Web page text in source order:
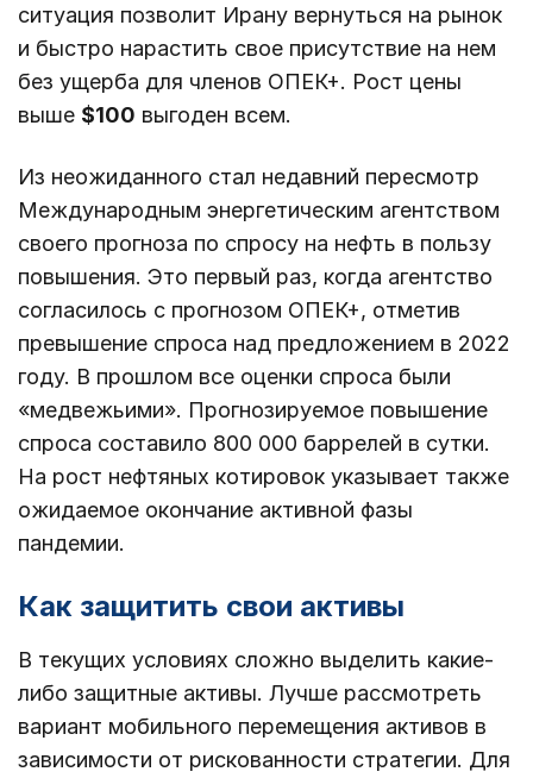
ситуация позволит Ирану вернуться на рынок
и быстро нарастить свое присутствие на нем
без ущерба для членов ОПЕК+. Рост цены
выше $100 выгоден всем.
Из неожиданного стал недавний пересмотр
Международным энергетическим агентством
своего прогноза по спросу на нефть в пользу
повышения. Это первый раз, когда агентство
согласилось с прогнозом ОПЕК+, отметив
превышение спроса над предложением в 2022
году. В прошлом все оценки спроса были
«медвежьими». Прогнозируемое повышение
спроса составило 800 000 баррелей в сутки.
На рост нефтяных котировок указывает также
ожидаемое окончание активной фазы
пандемии.
Как защитить свои активы
В текущих условиях сложно выделить какие-
либо защитные активы. Лучше рассмотреть
вариант мобильного перемещения активов в
зависимости от рискованности стратегии. Для